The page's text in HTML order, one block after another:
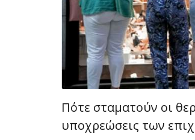
Πότε σταματούν οι
υποχρεώσεις των